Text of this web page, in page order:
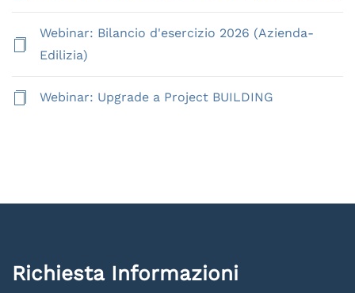
Webinar: Bilancio d'esercizio 2026 (Azienda-
Edilizia)
Webinar: Upgrade a Project BUILDING
Richiesta Informazioni